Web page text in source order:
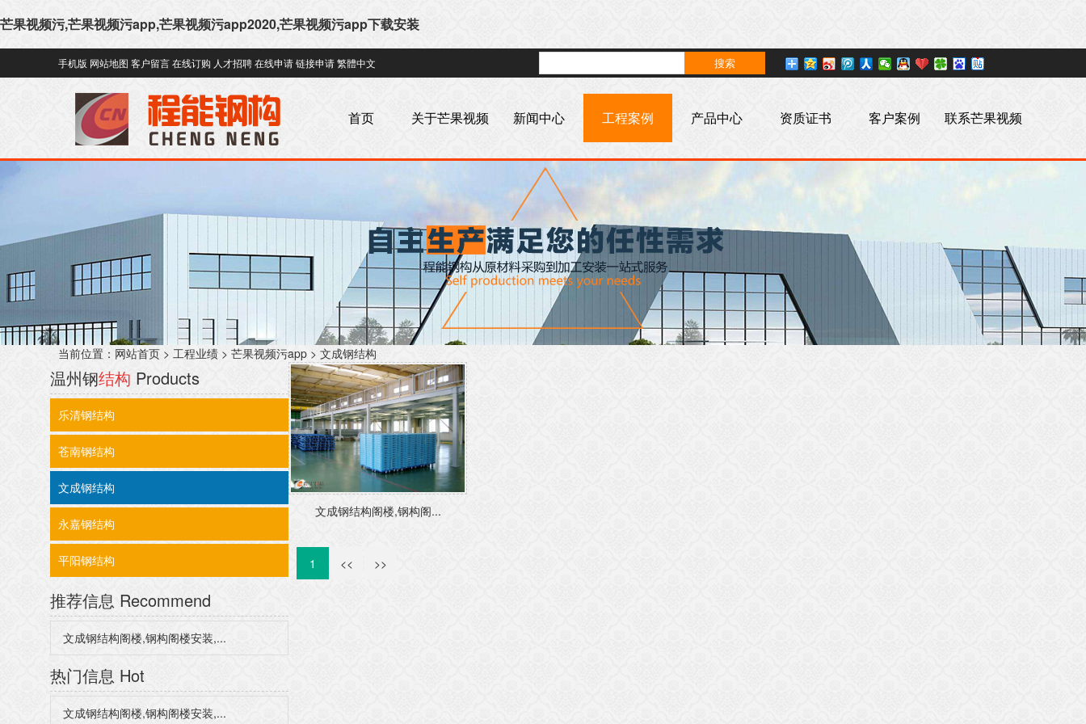
芒果视频污,芒果视频污app,芒果视频污app2020,芒果视频污app下载安装
手机版 网站地图 客户留言在线订购 人才招聘在线申请链接申请繁體中文
联系芒果视频
污
客户案例
资质证书
产品中心
工程案例
新闻中心
关于芒果视频
污
首页
当前位置： 网站首页 > 工程业绩 > 芒果视频污app > 文成钢结构
温州钢结构 Products
乐清钢结构
苍南钢结构
文成钢结构
永嘉钢结构
平阳钢结构
推荐信息 Recommend
文成钢结构阁楼,钢构阁楼安装,...
热门信息 Hot
文成钢结构阁楼,钢构阁楼安装,...
文成钢结构阁楼,钢构阁...
1 << >>